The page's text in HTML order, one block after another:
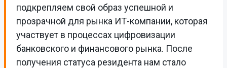
подкрепляем свой образ успешной и
прозрачной для рынка ИТ-компании, которая
участвует в процессах цифровизации
банковского и финансового рынка. После
получения статуса резидента нам стало